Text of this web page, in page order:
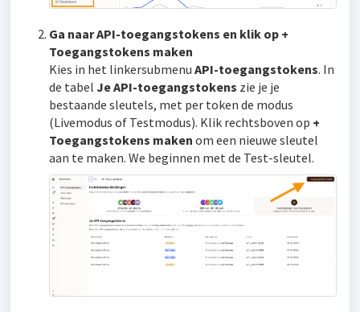
Ga naar API-toegangstokens en klik op +
Toegangstokens maken
Kies in het linkersubmenu API-toegangstokens. In
de tabel Je API-toegangstokens zie je je
bestaande sleutels, met per token de modus
(Livemodus of Testmodus). Klik rechtsboven op +
Toegangstokens maken om een nieuwe sleutel
aan te maken. We beginnen met de Test-sleutel.